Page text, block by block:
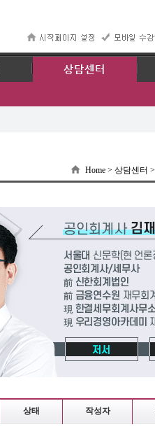
상담센터
Home > 상담센터 >
상태 작성자